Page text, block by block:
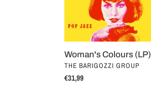
Woman's Colours (LP)
VENDOR
THE BARIGOZZI GROUP
Regular
€31,99